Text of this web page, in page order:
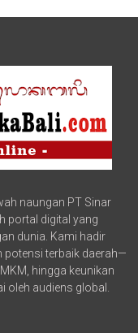
naungan PT Sinar
portal digital yang
dunia. Kami hadir
terbaik daerah—
hingga keunikan
oleh audiens global.